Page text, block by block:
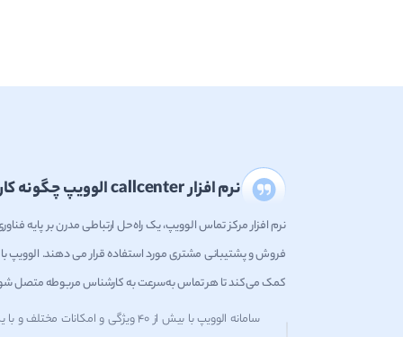
نرم افزار callcenter الوویپ چگونه کار می‌کند؟
فروش و پشتیبانی مشتری مورد استفاده قرار می دهند. الوویپ
کمک می‌کند تا هر تماس به‌سرعت به کارشناس مربوطه متصل